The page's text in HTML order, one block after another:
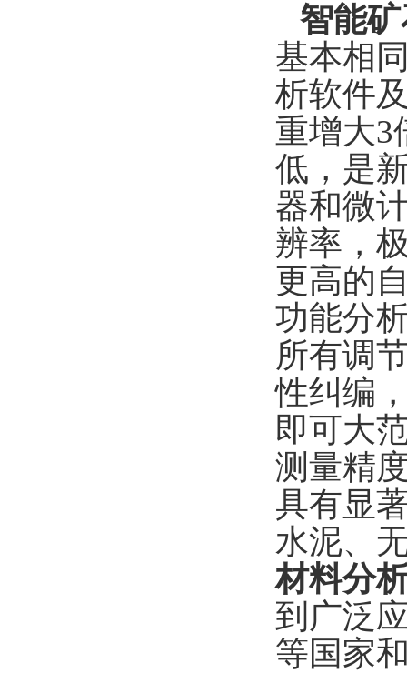
智能
基本相
析软件
重增大3
低，是
器和微
辨率，
更高的
功能分
所有调
性纠编
即可大
测量精
具有显
水泥、
材料分
到广泛
等国家